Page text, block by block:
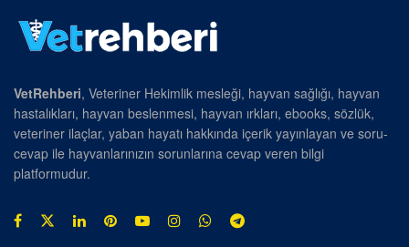
VetRehberi, Veteriner Hekimlik mesleği, hayvan sağlığı, hayvan
hastalıkları, hayvan beslenmesi, hayvan ırkları, ebooks, sözlük,
veteriner ilaçlar, yaban hayatı hakkında içerik yayınlayan ve soru-
cevap ile hayvanlarınızın sorunlarına cevap veren bilgi
platformudur.